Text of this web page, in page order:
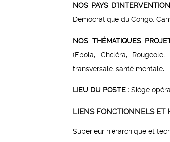
NOS PAYS
Démocratique du Congo,
NOS THÉMATIQUES
(Ebola, Choléra,
transversale, santé mentale, …
LIEU DU POSTE : Siège
LIENS FONCTIONNELS ET
Supérieur hiérarchique et